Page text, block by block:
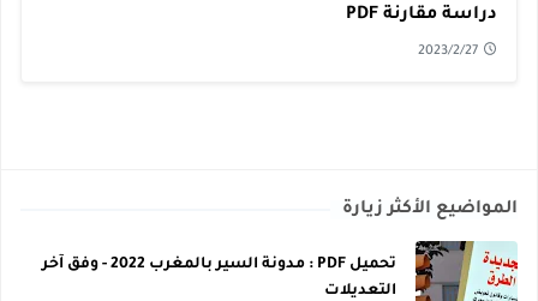
دراسة مقارنة PDF
2023/2/27
المواضيع الأكثر زيارة
تحميل PDF : مدونة السير بالمغرب 2022 - وفق آخر
التعديلات